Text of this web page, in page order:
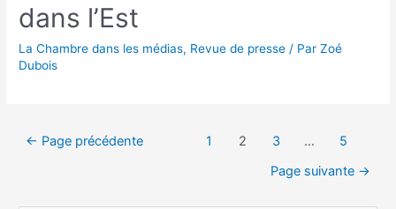
dans l’Est
La Chambre dans les médias, Revue de presse / ParZoé
Dubois
← Page précédente 1 2 3 …
5
Page suivante →